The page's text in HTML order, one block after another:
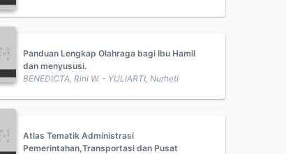
Panduan Lengkap Olahraga bagi Ibu Hamil
dan menyususi.
BENEDICTA, Rini W. - YULIARTI, Nurheti
Atlas Tematik Administrasi
Pemerintahan,Transportasi dan Pusat